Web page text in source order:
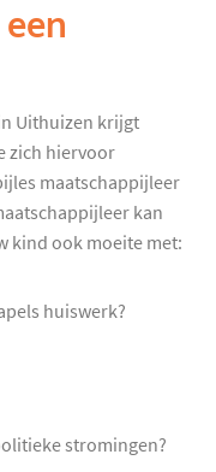
Uithuizen krijgt
zich hiervoor
maatschappijleer
kan
kind ook moeite met:
huiswerk?
stromingen?